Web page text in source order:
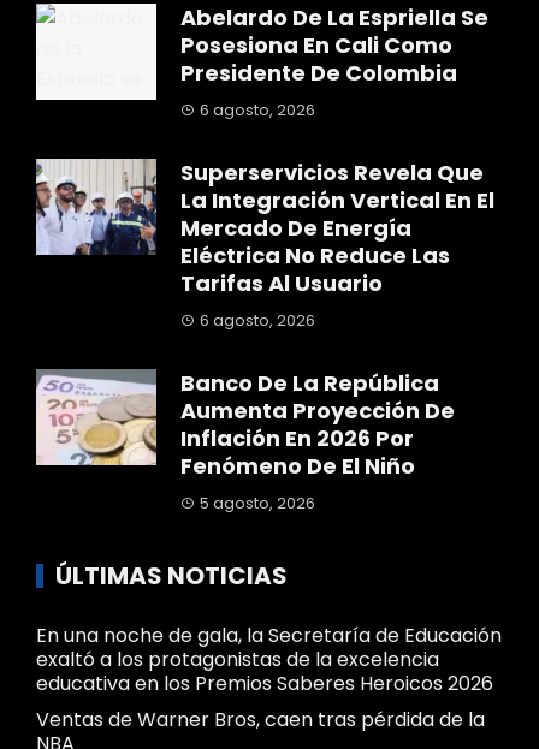
Abelardo De La Espriella Se
Posesiona En Cali Como
Presidente De Colombia
6 agosto, 2026
Superservicios Revela Que
La Integración Vertical En El
Mercado De Energía
Eléctrica No Reduce Las
Tarifas Al Usuario
6 agosto, 2026
Banco De La República
Aumenta Proyección De
Inflación En 2026 Por
Fenómeno De El Niño
5 agosto, 2026
ÚLTIMAS NOTICIAS
En una noche de gala, la Secretaría de Educación
exaltó a los protagonistas de la excelencia
educativa en los Premios Saberes Heroicos 2026
Ventas de Warner Bros, caen tras pérdida de la
NBA